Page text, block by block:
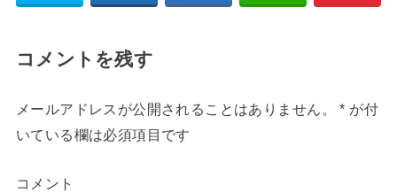
コメントを残す
メールアドレスが公開されることはありません。 * が付
いている欄は必須項目です
コメント